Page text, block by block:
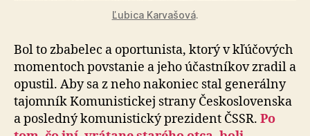
Ľubica Karvašová.
Bol to zbabelec a oportunista, ktorý v kľúčových
mo­­men­toch povstanie a jeho účastníkov zradil a
opustil. Aby sa z neho nakoniec stal generálny
tajomník Komunistickej strany Československa
a posledný komunistický prezident ČSSR. Po